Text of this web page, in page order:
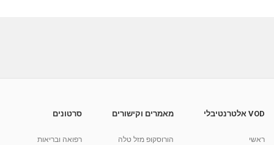
VOD אלטרנטיבלי
ראשי
מאמרים וקישורים
הורוסקופ מזל טלה
סרטונים
רפואה ובריאות